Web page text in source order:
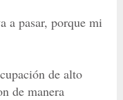
a pasar, porque mi
de alto
de manera